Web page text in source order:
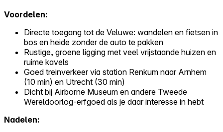
Voordelen:
Directe toegang tot de Veluwe: wandelen en fietsen in
bos en heide zonder de auto te pakken
Rustige, groene ligging met veel vrijstaande huizen en
ruime kavels
Goed treinverkeer via station Renkum naar Arnhem
(10 min) en Utrecht (30 min)
Dicht bij Airborne Museum en andere Tweede
Wereldoorlog-erfgoed als je daar interesse in hebt
Nadelen: